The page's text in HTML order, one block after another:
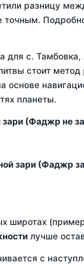
разницу
точным.
для с.
стоит
основе
планеты.
зари (Фаджр не
зари (Фаджр
широтах
лучше
с